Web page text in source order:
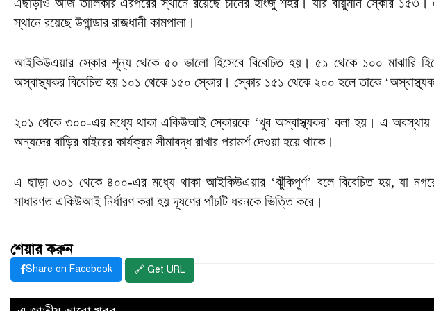
স্থানে রয়েছে উগান্ডার রাজধানী কামপালা।
আইকিউএয়ার স্কোর শূন্য থেকে ৫০ ভালো হিসেবে বিবেচিত হয়। ৫১ থেকে ১০০ মাঝারি
অস্বাস্থ্যকর বিবেচিত হয় ১০১ থেকে ১৫০ স্কোর। স্কোর ১৫১ থেকে ২০০ হলে তাকে
২০১ থেকে ৩০০-এর মধ্যে থাকা একিউআই স্কোরকে ‘খুব অস্বাস্থ্যকর’ বলা হয়। এ অবস্থায়
অন্যদের বাড়ির বাইরের কার্যক্রম সীমাবদ্ধ রাখার পরামর্শ দেওয়া হয়ে থাকে।
এ ছাড়া ৩০১ থেকে ৪০০-এর মধ্যে থাকা আইকিউএয়ার ‘ঝুঁকিপূর্ণ’ বলে বিবেচিত হয়, যা
সাধারণত একিউআই নির্ধারণ করা হয় দূষণের পাঁচটি ধরনকে ভিত্তি করে।
শেয়ার করুন
Share on Facebook 🔗 Get URL